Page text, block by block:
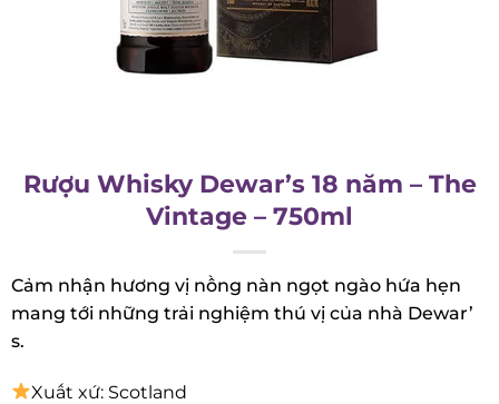
Rượu Whisky Dewar’s 18 năm – The
Vintage – 750ml
Cảm nhận hương vị nồng nàn ngọt ngào hứa hẹn
mang tới những trải nghiệm thú vị của nhà
Dewar’ s.
Xuất xứ: Scotland